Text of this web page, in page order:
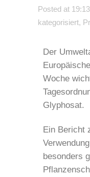
Posted at
kategorisiert,
Der
Woche
Glyphosat.
Ein Bericht
besonders